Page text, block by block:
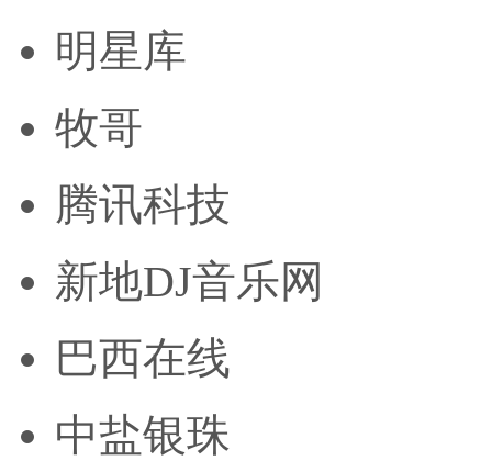
明星库
牧哥
腾讯科技
新地DJ音乐网
巴西在线
中盐银珠